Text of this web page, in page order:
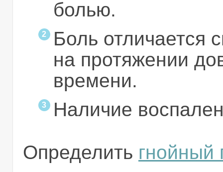
болью.
Боль отличается
на протяжении
времени.
Наличие
Определить гнойный